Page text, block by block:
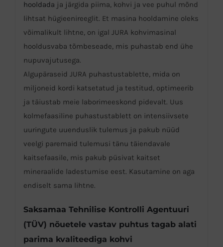
hooldada ja järgida piima, kohvi ja vee puhul mõnd
lihtsat hügieenireeglit. Et masina hooldamine oleks
võimalikult lihtne, on igal JURA kohvimasinal
hooldusvaba tõmbeseade, mis puhastab end ühe
nupuvajutusega.
Algupäraseid JURA puhastustablette, mida on
miljoneid kordi katsetatud ja testitud, optimeerib
ja täiustab meie laborimeeskond pidevalt. Uus
kolmefaasiline puhastustablett on intensiivsete
uuringute uuenduslik tulemus ja pakub nüüd
veelgi paremaid tulemusi tänu täiendavale
kaitsefaasile, mis pakub püsivat kaitset
mineraalide ladestumise eest. Kasutamine on aga
endiselt sama lihtne.
Saksamaa Tehnilise Kontrolli Agentuuri
(TÜV) nõuetele vastav puhtus tagab alati
parima kvaliteediga kohvi